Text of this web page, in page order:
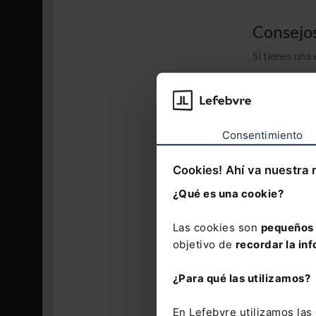
Consentimiento
Cookies! Ahí va nuestra
¿Qué es una cookie?
Las cookies son
objetivo de recordar la
¿Para qué las utilizamos?
En Lefebvre utilizamos las
Si tienes una
prevención
Una
empresa.